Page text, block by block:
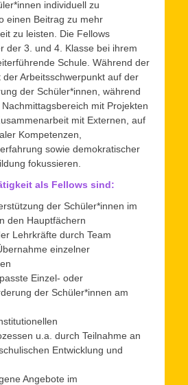
individuell zu
einen Beitrag zu mehr
zu leisten. Die Fellows
der 3. und 4. Klasse bei ihrem
Schule. Während der
der Arbeitsschwerpunkt auf der
der Schüler*innen, während
mit Projekten
mit Externen, auf
Kompetenzen,
sowie demokratischer
fokussieren.
als Fellows sind:
der Schüler*innen im
den Hauptfächern
Lehrkräfte durch Team
einzelner
Einzel- oder
der Schüler*innen am
u.a. durch Teilnahme an
Entwicklung und
Angebote im